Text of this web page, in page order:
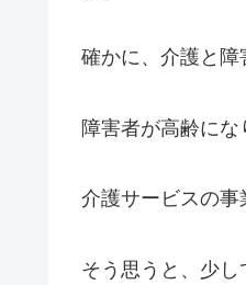
確かに、介護と障
障害者が高齢に
介護サービスの事
そう思うと、少